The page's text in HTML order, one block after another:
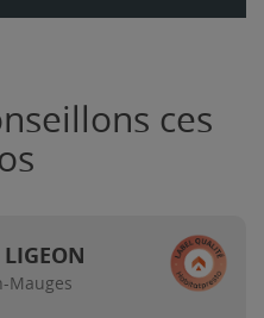
ces
Mauges